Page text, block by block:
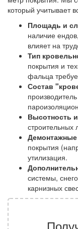
который учитывает
Площадь и
наличие
влияет на
Тип
покрытия и
фальца
Состав
Высотность
строительных
покрытия
утилизация.
системы,
карнизных